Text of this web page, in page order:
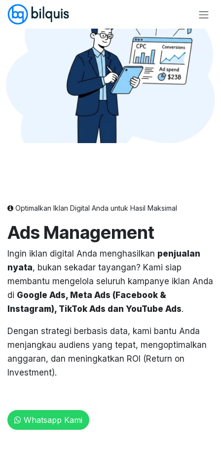
Skip ke Konten
Optimalkan Iklan Digital Anda untuk Hasil Maksimal
Ads Management
Ingin iklan digital Anda menghasilkan penjualan
nyata, bukan sekadar tayangan? Kami siap
membantu mengelola seluruh kampanye iklan Anda
di Google Ads, Meta Ads (Facebook &
Instagram), TikTok Ads dan YouTube Ads.
Dengan strategi berbasis data, kami bantu Anda
menjangkau audiens yang tepat, mengoptimalkan
anggaran, dan meningkatkan ROI (Return on
Investment).
Whatsapp Kami